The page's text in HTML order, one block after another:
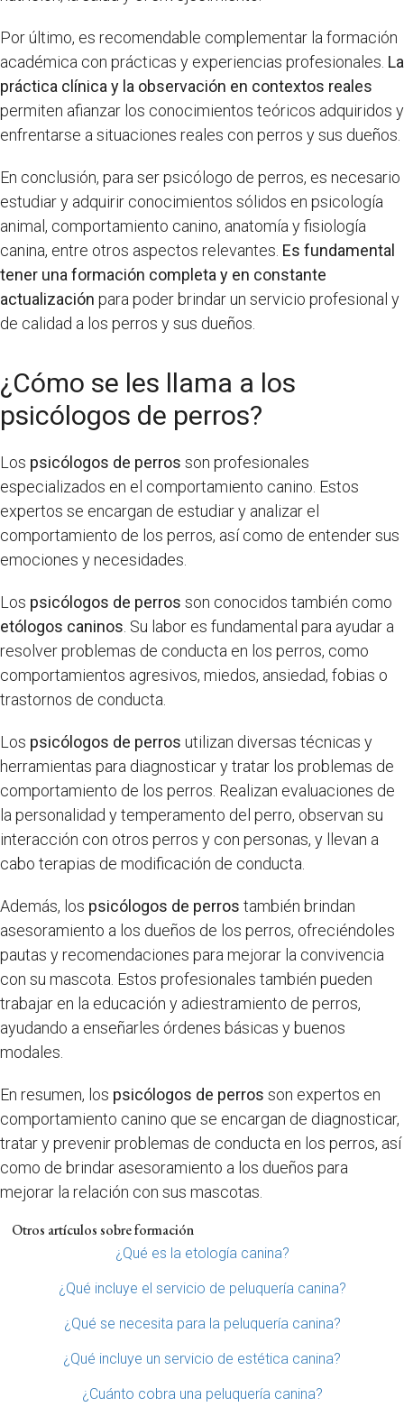
Por último, es recomendable complementar la formación
académica con prácticas y experiencias profesionales. La
práctica clínica y la observación en contextos reales
permiten afianzar los conocimientos teóricos adquiridos y
enfrentarse a situaciones reales con perros y sus dueños.
En conclusión, para ser psicólogo de perros, es necesario
estudiar y adquirir conocimientos sólidos en psicología
animal, comportamiento canino, anatomía y fisiología
canina, entre otros aspectos relevantes. Es fundamental
tener una formación completa y en constante
actualización para poder brindar un servicio profesional y
de calidad a los perros y sus dueños.
¿Cómo se les llama a los
psicólogos de perros?
Los psicólogos de perros son profesionales
especializados en el comportamiento canino. Estos
expertos se encargan de estudiar y analizar el
comportamiento de los perros, así como de entender sus
emociones y necesidades.
Los psicólogos de perros son conocidos también como
etólogos caninos . Su labor es fundamental para ayudar a
resolver problemas de conducta en los perros, como
comportamientos agresivos, miedos, ansiedad, fobias o
trastornos de conducta.
Los psicólogos de perros utilizan diversas técnicas y
herramientas para diagnosticar y tratar los problemas de
comportamiento de los perros. Realizan evaluaciones de
la personalidad y temperamento del perro, observan su
interacción con otros perros y con personas, y llevan a
cabo terapias de modificación de conducta.
Además, los psicólogos de perros también brindan
asesoramiento a los dueños de los perros, ofreciéndoles
pautas y recomendaciones para mejorar la convivencia
con su mascota. Estos profesionales también pueden
trabajar en la educación y adiestramiento de perros,
ayudando a enseñarles órdenes básicas y buenos
modales.
En resumen, los psicólogos de perros son expertos en
comportamiento canino que se encargan de diagnosticar,
tratar y prevenir problemas de conducta en los perros, así
como de brindar asesoramiento a los dueños para
mejorar la relación con sus mascotas.
Otros artículos sobre formación
¿Qué es la etología canina?
¿Qué incluye el servicio de peluquería canina?
¿Qué se necesita para la peluquería canina?
¿Qué incluye un servicio de estética canina?
¿Cuánto cobra una peluquería canina?